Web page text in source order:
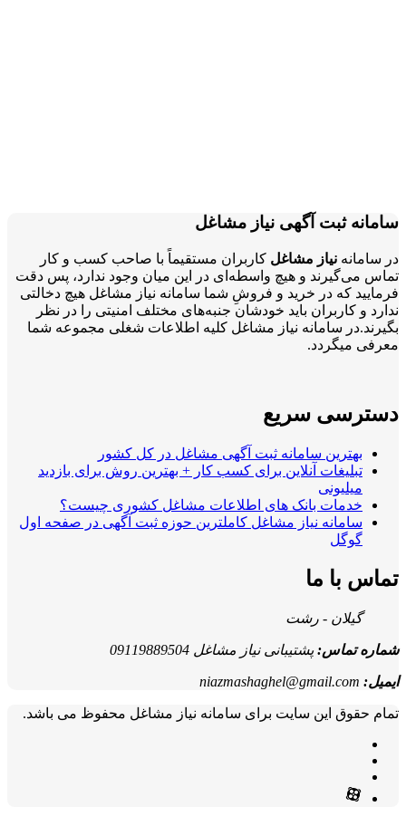
سامانه ثبت آگهی نیاز مشاغل
در سامانه نیاز مشاغلکاربران مستقیماً با صاحب کسب و کار
تماس می‌گیرند و هیچ واسطه‌ای در این میان وجود ندارد، پس دقت
فرمایید که در خرید و فروشِ شما سامانه نیاز مشاغل هیچ دخالتی
ندارد و کاربران باید خودشان جنبه‌های مختلف امنیتی را در نظر
بگیرند.در سامانه نیاز مشاغل کلیه اطلاعات شغلی مجموعه شما
معرفی میگردد.
دسترسی سریع
بهترین سامانه ثبت آگهی مشاغل در کل کشور
تبلیغات آنلاین برای کسب کار + بهترین روش برای بازدید
میلیونی
خدمات بانک های اطلاعات مشاغل کشوری چیست؟
سامانه نیاز مشاغل کاملترین حوزه ثبت آگهی در صفحه اول
گوگل
تماس با ما
گیلان - رشت
شماره تماس:پشتیبانی نیاز مشاغل 09119889504
ایمیل: niazmashaghel@gmail.com
تمام حقوق این سایت برای سامانه نیاز مشاغل محفوظ می باشد.